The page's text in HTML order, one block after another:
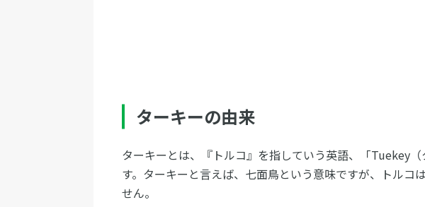
ターキーの由来
ターキーとは、『トルコ』を指していう英語、「Tuekey
す。ターキーと言えば、七面鳥という意味ですが、トルコ
せん。